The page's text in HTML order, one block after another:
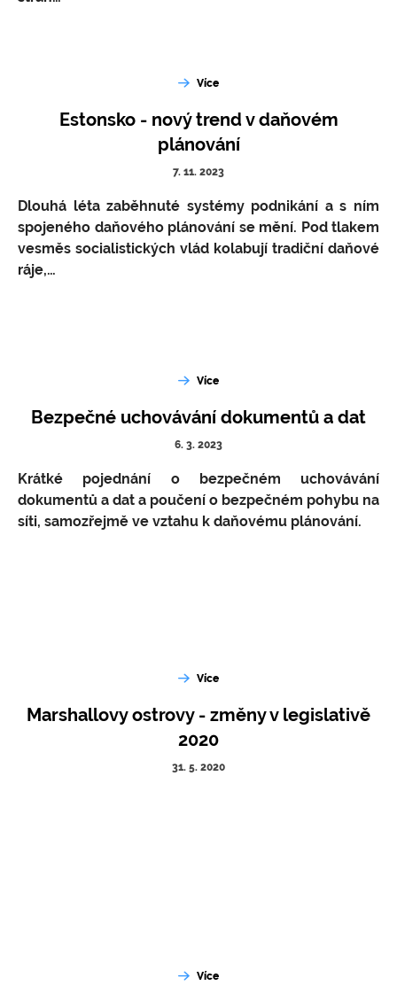
Více
Estonsko - nový trend v daňovém
plánování
7. 11. 2023
Dlouhá léta zaběhnuté systémy podnikání a s ním
spojeného daňového plánování se mění. Pod tlakem
vesměs socialistických vlád kolabují tradiční daňové
ráje,…
Více
Bezpečné uchovávání dokumentů a dat
6. 3. 2023
Krátké pojednání o bezpečném uchovávání
dokumentů a dat a poučení o bezpečném pohybu na
síti, samozřejmě ve vztahu k daňovému plánování.
Více
Marshallovy ostrovy - změny v legislativě
2020
31. 5. 2020
Více